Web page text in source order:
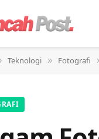
Teknologi » Fotografi